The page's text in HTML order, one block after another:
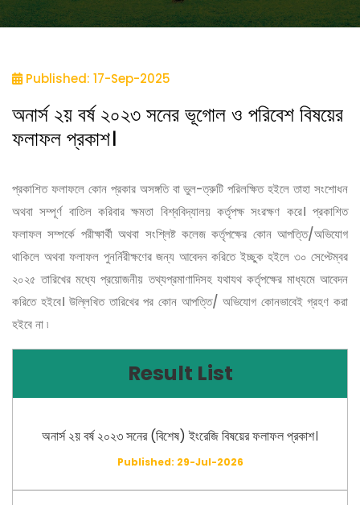
Published: 17-Sep-2025
অনার্স ২য় বর্ষ ২০২৩ সনের ভূগোল ও পরিবেশ বিষয়ের
ফলাফল প্রকাশ।
প্রকাশিত ফলাফলে কোন প্রকার অসঙ্গতি বা ভুল-ত্রুটি পরিলক্ষিত হইলে তাহা সংশোধন
অথবা সম্পূর্ণ বাতিল করিবার ক্ষমতা বিশ্ববিদ্যালয় কর্তৃপক্ষ সংরক্ষণ করে। প্রকাশিত
ফলাফল সম্পর্কে পরীক্ষার্থী অথবা সংশ্লিষ্ট কলেজ কর্তৃপক্ষের কোন আপত্তি/অভিযোগ
থাকিলে অথবা ফলাফল পুনর্নিরীক্ষণের জন্য আবেদন করিতে ইচ্ছুক হইলে ৩০ সেপ্টেম্বর
২০২৫ তারিখের মধ্যে প্রয়োজনীয় তথ্যপ্রমাণাদিসহ যথাযথ কর্তৃপক্ষের মাধ্যমে আবেদন
করিতে হইবে। উল্লিখিত তারিখের পর কোন আপত্তি/ অভিযোগ কোনভাবেই গ্রহণ করা
হইবে না ৷
Result List
অনার্স ২য় বর্ষ ২০২৩ সনের (বিশেষ) ইংরেজি বিষয়ের ফলাফল প্রকাশ।
Published: 29-Jul-2026